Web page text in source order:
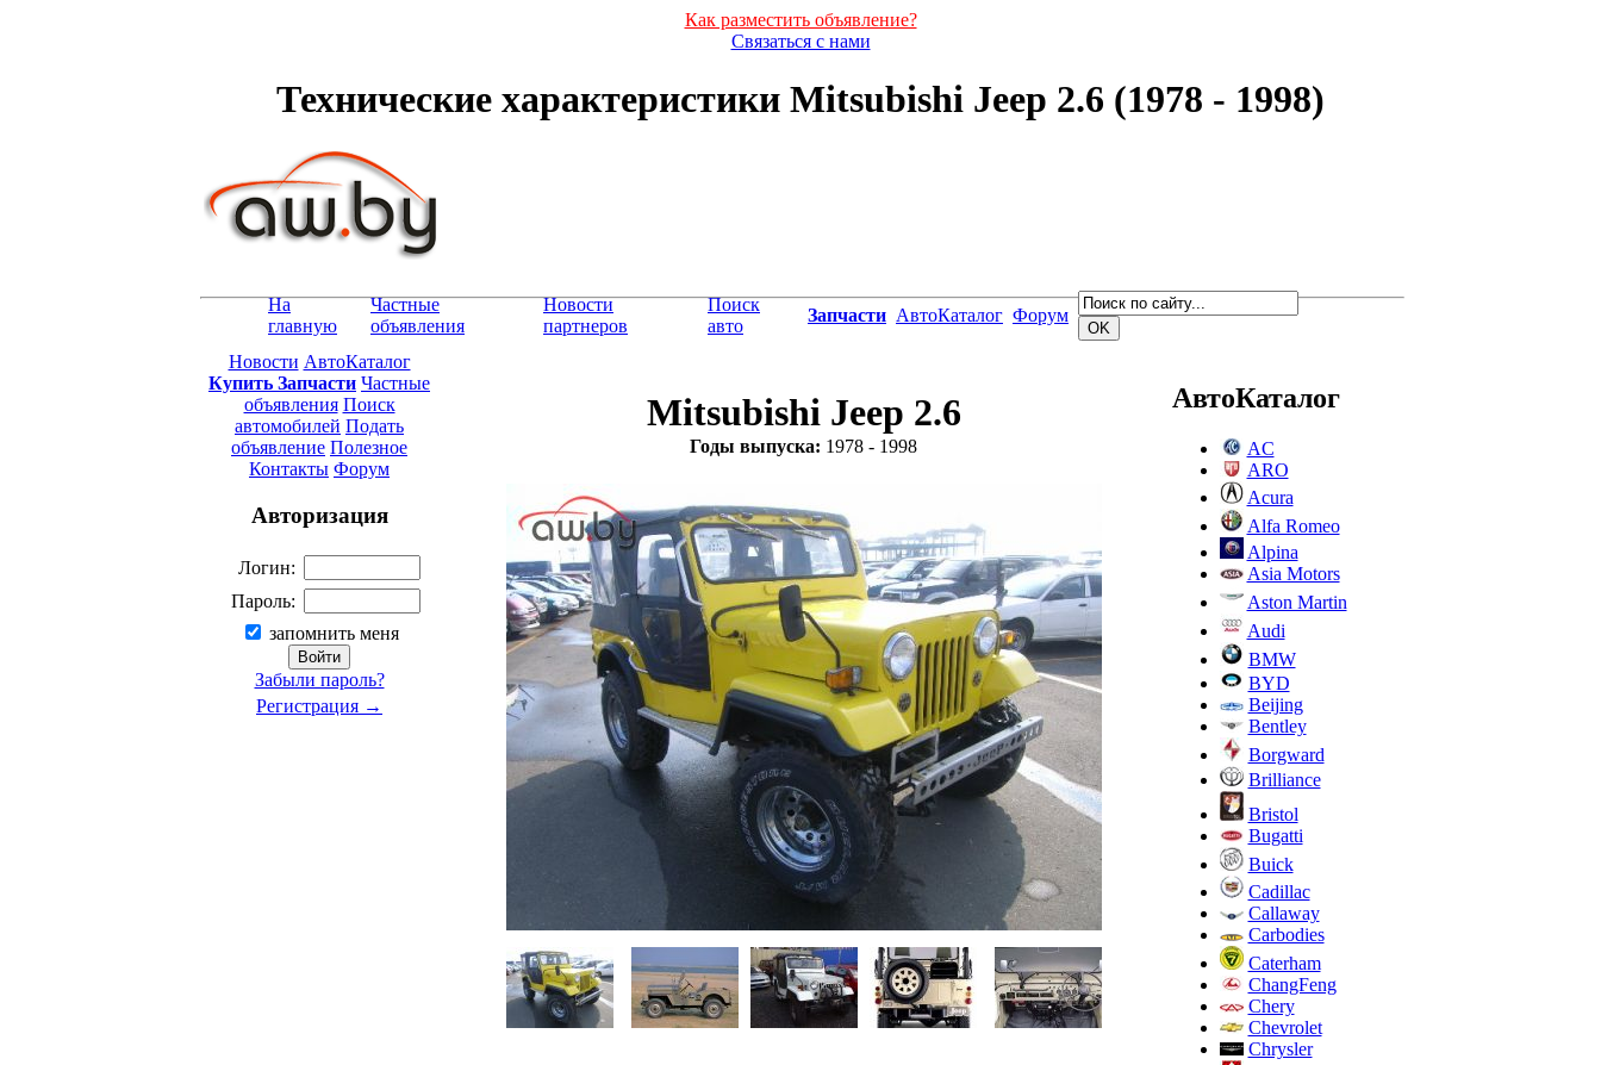
Как разместить объявление?
Связаться с нами
Технические характеристики Mitsubishi Jeep 2.6 (1978 - 1998)
На
главную
Частные
объявления
Новости
партнеров
Поиск
авто
Запчасти АвтоКаталог Форум
Новости АвтоКаталог
Купить Запчасти Частные
объявления Поиск
автомобилей Подать
объявление Полезное
Контакты Форум
Авторизация
Логин:
Пароль:
запомнить меня
Забыли пароль?
Регистрация →
Mitsubishi Jeep 2.6
Годы выпуска: 1978 - 1998
АвтоКаталог
AC
ARO
Acura
Alfa Romeo
Alpina
Asia Motors
Aston Martin
Audi
BMW
BYD
Beijing
Bentley
Borgward
Brilliance
Bristol
Bugatti
Buick
Cadillac
Callaway
Carbodies
Caterham
ChangFeng
Chery
Chevrolet
Chrysler